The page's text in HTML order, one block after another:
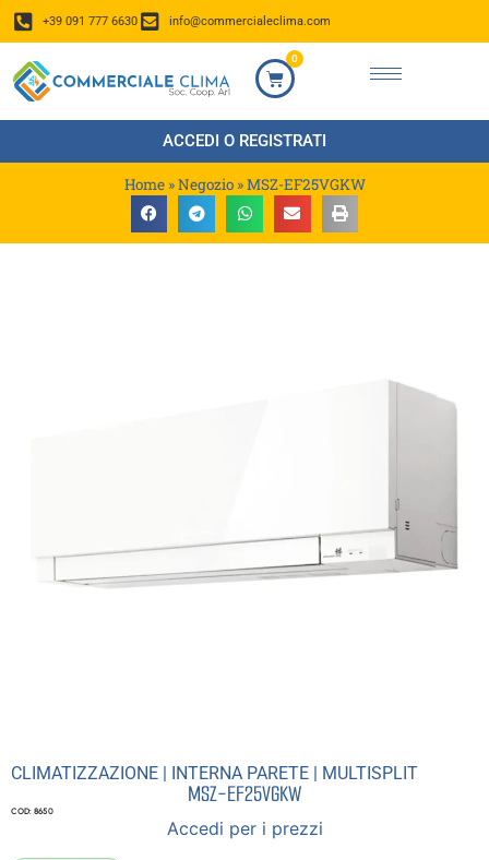
+39 091 777 6630 info@commercialeclima.com
0
ACCEDI O REGISTRATI
Home»Negozio»MSZ-EF25VGKW
CLIMATIZZAZIONE | INTERNA PARETE | MULTISPLIT
MSZ-EF25VGKW
COD: 8650
Accedi per i prezzi